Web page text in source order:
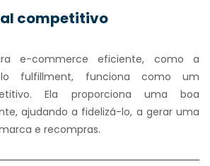
competitivo
e-commerce eficiente, como a
fulfillment, funciona como um
Ela proporciona uma boa
ajudando a fidelizá-lo, a gerar uma
e recompras.